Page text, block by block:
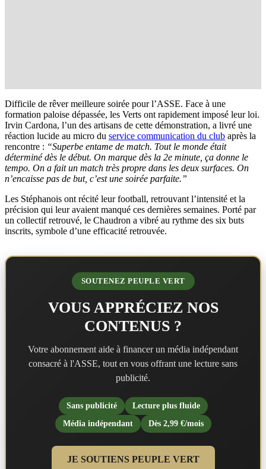
Difficile de rêver meilleure soirée pour l’ASSE. Face à une
formation paloise dépassée, les Verts ont rapidement imposé leur loi.
Irvin Cardona, l’un des artisans de cette démonstration, a livré une
réaction lucide au micro du service communication du club après la
rencontre : “Superbe entame de match. Tout le monde était
déterminé dès le début. On marque dès la 2e minute, ça donne le
tempo. On a fait un match très propre dans les deux surfaces. On
n’encaisse pas de but, c’est une soirée parfaite.”
Les Stéphanois ont récité leur football, retrouvant l’intensité et la
précision qui leur avaient manqué ces dernières semaines. Porté par
un collectif retrouvé, le Chaudron a vibré au rythme des six buts
inscrits, symbole d’une efficacité retrouvée.
SOUTENEZ PEUPLE VERT
VOUS APPRÉCIEZ NOS
CONTENUS ?
Votre abonnement aide à financer un média indépendant
consacré à l'ASSE, tout en vous offrant une lecture sans
publicité.
Sans publicité
Lecture plus fluide
Média indépendant
Dès 2,99 €/mois
JE SOUTIENS PEUPLE VERT